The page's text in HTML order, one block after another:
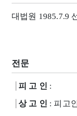
대법원 1985.7.9
전문
피 고 인 :
상 고 인 : 피고